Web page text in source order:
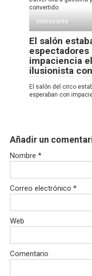
convertido
Interesante
El salón
espectadores
impaciencia
ilusionista
El salón del circo
esperaban con
Añadir un
Nombre *
Correo electrónico *
Web
Comentario